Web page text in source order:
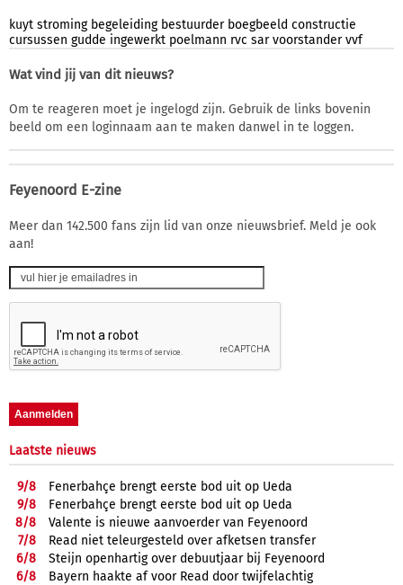
kuyt stroming begeleiding bestuurder boegbeeld constructie
cursussen gudde ingewerkt poelmann rvc sar voorstander vvf
Wat vind jij van dit nieuws?
Om te reageren moet je ingelogd zijn. Gebruik de links bovenin
beeld om een loginnaam aan te maken danwel in te loggen.
Feyenoord E-zine
Meer dan 142.500 fans zijn lid van onze nieuwsbrief. Meld je ook
aan!
Laatste nieuws
9/8
Fenerbahçe brengt eerste bod uit op Ueda
9/8
Fenerbahçe brengt eerste bod uit op Ueda
8/8
Valente is nieuwe aanvoerder van Feyenoord
7/8
Read niet teleurgesteld over afketsen transfer
6/8
Steijn openhartig over debuutjaar bij Feyenoord
6/8
Bayern haakte af voor Read door twijfelachtig